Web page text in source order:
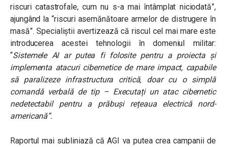
riscuri catastrofale, cum nu s-a mai întâmplat niciodată”,
ajungând la “riscuri asemănătoare armelor de distrugere în
masă”. Specialiștii avertizează că riscul cel mai mare este
introducerea acestei tehnologii în domeniul militar:
“Sistemele AI ar putea fi folosite pentru a proiecta și
implementa atacuri cibernetice de mare impact, capabile
să paralizeze infrastructura critică, doar cu o simplă
comandă verbală de tip – Executați un atac cibernetic
nedetectabil pentru a prăbuși rețeaua electrică nord-
americană”.
Raportul mai subliniază că AGI va putea crea campanii de